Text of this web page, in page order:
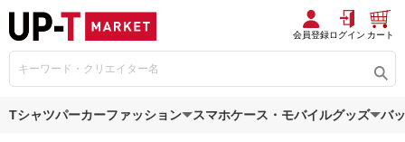
会員登録ログイン カート
Tシャツパーカーファッション スマホケース・モバイルグッズ バ